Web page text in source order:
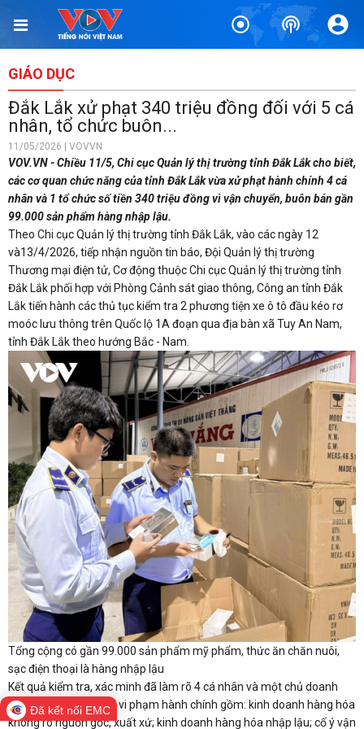
GIÁO DỤC
Đắk Lắk xử phạt 340 triệu đồng đối với 5 cá
nhân, tổ chức buôn...
11/05/2026 | VOVVN
VOV.VN - Chiều 11/5, Chi cục Quản lý thị trường tỉnh Đắk Lắk cho biết,
các cơ quan chức năng của tỉnh Đắk Lắk vừa xử phạt hành chính 4 cá
nhân và 1 tổ chức số tiền 340 triệu đồng vì vận chuyển, buôn bán gần
99.000 sản phẩm hàng nhập lậu.
Theo Chi cục Quản lý thị trường tỉnh Đắk Lắk, vào các ngày 12
và13/4/2026, tiếp nhận nguồn tin báo, Đội Quản lý thị trường
Thương mại điện tử, Cơ động thuộc Chi cục Quản lý thị trường tỉnh
Đắk Lắk phối hợp với Phòng Cảnh sát giao thông, Công an tỉnh Đắk
Lắk tiến hành các thủ tục kiểm tra 2 phương tiện xe ô tô đầu kéo rơ
moóc lưu thông trên Quốc lộ 1A đoạn qua địa bàn xã Tuy An Nam,
tỉnh Đắk Lắk theo hướng Bắc - Nam.
Tổng cộng có gần 99.000 sản phẩm mỹ phẩm, thức ăn chăn nuôi,
sạc điện thoại là hàng nhập lậu
Kết quả kiểm tra, xác minh đã làm rõ 4 cá nhân và một chủ doanh
nghiệp có các hành vi vi phạm hành chính gồm: kinh doanh hàng hóa
không rõ nguồn gốc, xuất xứ; kinh doanh hàng hóa nhập lậu; cố ý vận
Đã kết nối EMC